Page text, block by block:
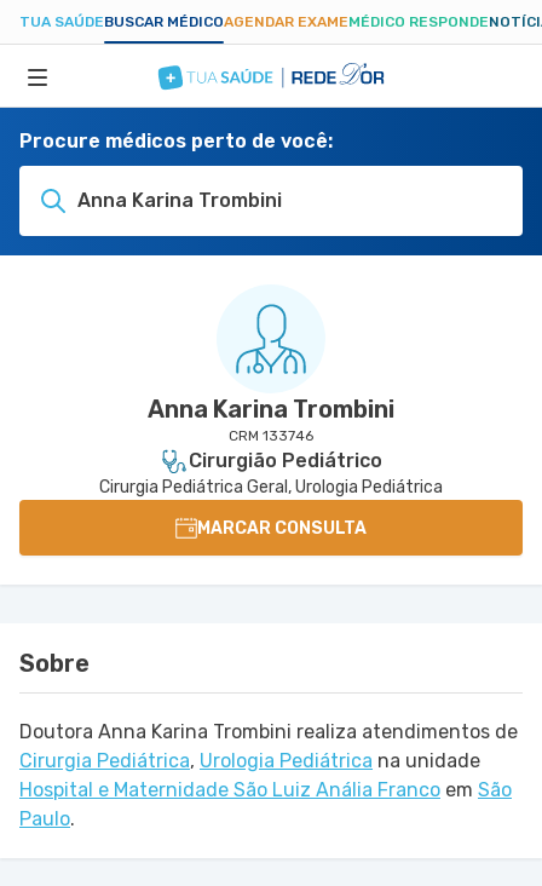
TUA SAÚDEBUSCAR MÉDICOAGENDAR EXAMEMÉDICO RESPONDE
ESPECIALIDADES
Procure médicos perto de você:
Anna Karina Trombini
Anna Karina Trombini
CRM 133746
Cirurgião Pediátrico
Cirurgia Pediátrica Geral, Urologia Pediátrica
MARCAR CONSULTA
Sobre
Doutora Anna Karina Trombini realiza atendimentos de
Cirurgia Pediátrica, Urologia Pediátrica na unidade
Hospital e Maternidade São Luiz Anália Franco em São
Paulo.